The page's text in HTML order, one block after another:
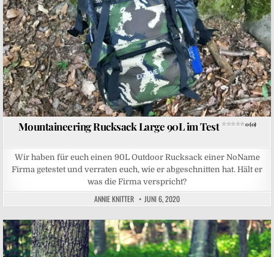
Mountaineering Rucksack Large 90L im Test 0 (0)
Wir haben für euch einen 90L Outdoor Rucksack einer NoName
Firma getestet und verraten euch, wie er abgeschnitten hat. Hält er
was die Firma verspricht?
ANNIE KNITTER JUNI 6, 2020
Posted in